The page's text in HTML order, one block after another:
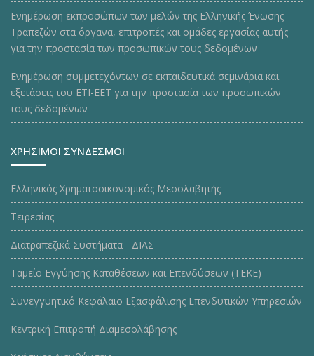
Ενημέρωση εκπροσώπων των μελών της Ελληνικής Ένωσης
Τραπεζών στα όργανα, επιτροπές και ομάδες εργασίας αυτής
για την προστασία των προσωπικών τους δεδομένων
Ενημέρωση συμμετεχόντων σε εκπαιδευτικά σεμινάρια και
εξετάσεις του ΕΤΙ-ΕΕΤ για την προστασία των προσωπικών
τους δεδομένων
ΧΡΗΣΙΜΟΙ ΣΥΝΔΕΣΜΟΙ
Ελληνικός Χρηματοοικονομικός Μεσολαβητής
Τειρεσίας
Διατραπεζικά Συστήματα - ΔΙΑΣ
Ταμείο Εγγύησης Καταθέσεων και Επενδύσεων (ΤΕΚE)
Συνεγγυητικό Κεφάλαιο Εξασφάλισης Επενδυτικών Υπηρεσιών
Κεντρική Επιτροπή Διαμεσολάβησης